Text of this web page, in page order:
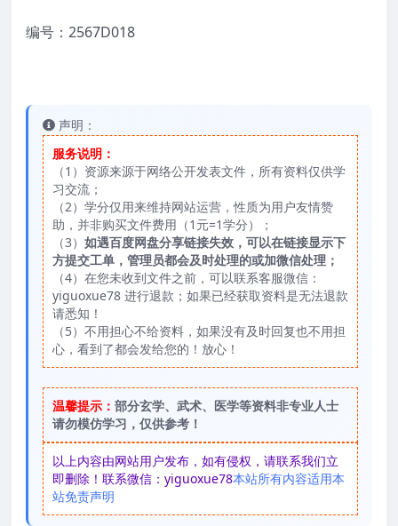
编号：2567D018
声明：
服务说明：
（1）资源来源于网络公开发表文件，所有资料仅供学
习交流；
（2）学分仅用来维持网站运营，性质为用户友情赞
助，并非购买文件费用（1元=1学分）；
（3） 如遇百度网盘分享链接失效，可以在链接显示下
方提交工单，管理员都会及时处理的或加微信处理；
（4）在您未收到文件之前，可以联系客服微信：
yiguoxue78 进行退款；如果已经获取资料是无法退款
请悉知！
（5）不用担心不给资料，如果没有及时回复也不用担
心，看到了都会发给您的！放心！
温馨提示： 部分玄学、武术、医学等资料非专业人士
请勿模仿学习，仅供参考！
以上内容由网站用户发布，如有侵权，请联系我们立
即删除！联系微信：yiguoxue78本站所有内容适用本
站免责声明